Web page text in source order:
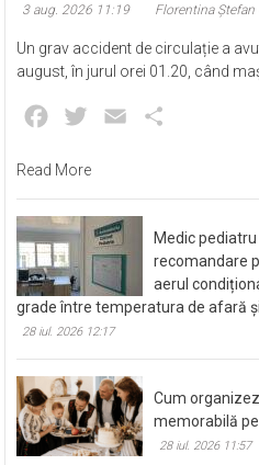
3 aug. 2026 11:19 Florentina Ștefan
Un grav accident de circulație a
august, în jurul orei 01.20, când
Facebook
Twitter Email
Read More
Medic
recomandare
aerul
grade între temperatura de afară
28 iul. 2026 12:17
Cum
memorabilă
28 iul. 2026 11:57